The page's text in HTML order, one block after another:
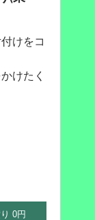
けをコ
けたく
0円